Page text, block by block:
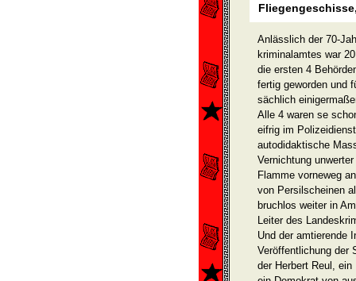
Anlässlich der 70-
kriminalamtes war
die ersten 4
fertig geworden und
sächlich
Alle 4 waren se
eifrig im
autodidaktische
Vernichtung
Flamme vorneweg
von Persilscheinen
bruchlos weiter in
Leiter des
Und der amtierende
Veröffentlichung der
der Herbert Reul,